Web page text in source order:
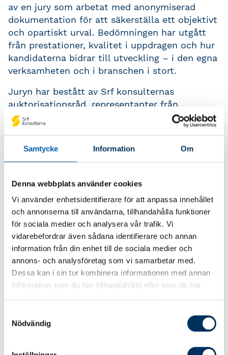
Samtycke Information Om
Denna webbplats använder cookies
Vi använder enhetsidentifierare för att anpassa innehållet
och annonserna till användarna, tillhandahålla funktioner
för sociala medier och analysera vår trafik. Vi
vidarebefordrar även sådana identifierare och annan
information från din enhet till de sociala medier och
annons- och analysföretag som vi samarbetar med.
Dessa kan i sin tur kombinera informationen med annan
information som du har tillhandahållit eller som de har
Nödvändig
av en jury som arbetat med anonymiserad
dokumentation för att säkerställa ett objektivt
och opartiskt urval. Bedömningen har utgått
från prestationer, kvalitet i uppdragen och hur
kandidaterna bidrar till utveckling – i den egna
verksamheten och i branschen i stort.
Juryn har bestått av Srf konsulternas
auktorisationsråd, representanter från
ledningen, förra årets vinnare samt en extern
jury med Petra Örjengren från Företagarna,
konsulterna, Caroline Szyber från
från Revisionsvärlden.
Och de nominerade är …
Årets Auktoriserade
Redovisningskonsult
Linn Jacobs, Moodeko Consulting AB